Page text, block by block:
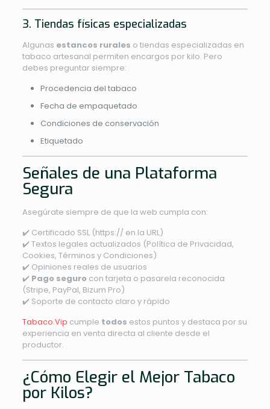
3. Tiendas físicas especializadas
Algunas estancos rurales o tiendas especializadas en
tabaco artesanal permiten encargos por kilo. Pero
debes preguntar siempre:
Procedencia del tabaco
Fecha de empaquetado
Condiciones de conservación
Etiquetado
Señales de una Plataforma
Segura
Asegúrate siempre de que la web cumpla con:
✔️ Certificado SSL (https:// en la URL)
✔️ Textos legales actualizados (Política de Privacidad,
Cookies, Términos y Condiciones)
✔️ Opiniones reales de usuarios
✔️ Pago seguro con tarjeta o pasarela reconocida
(Stripe, PayPal, Bizum Pro)
✔️ Soporte de contacto claro y rápido
Tabaco.Vip cumple todos estos puntos y destaca por su
experiencia en venta directa al cliente desde el
productor.
¿Cómo Elegir el Mejor Tabaco
por Kilos?